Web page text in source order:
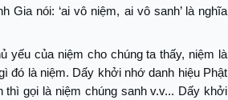
Gia nói: ‘ai vô niệm, ai vô sanh’ là nghĩa
yếu của niệm cho chúng ta thấy, niệm là
đó là niệm. Dấy khởi nhớ danh hiệu Phật
gọi là niệm chúng sanh v.v... Dấy khởi